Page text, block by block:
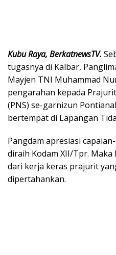
Kubu Raya, BerkatnewsTV.
tugasnya di Kalbar,
Mayjen TNI Muhammad
pengarahan kepada
(PNS) se-garnizun
bertempat di Lapangan
Pangdam apresiasi
diraih Kodam XII/Tpr. Maka
dari kerja keras prajurit
dipertahankan.